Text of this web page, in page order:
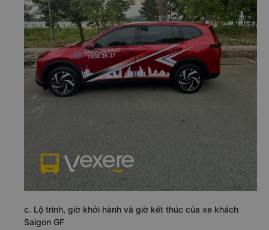
c. Lộ trình, giờ khởi hành và giờ kết thúc của xe khách
Saigon GF